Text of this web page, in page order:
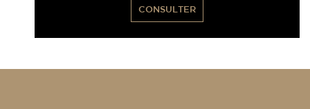
CONSULTER